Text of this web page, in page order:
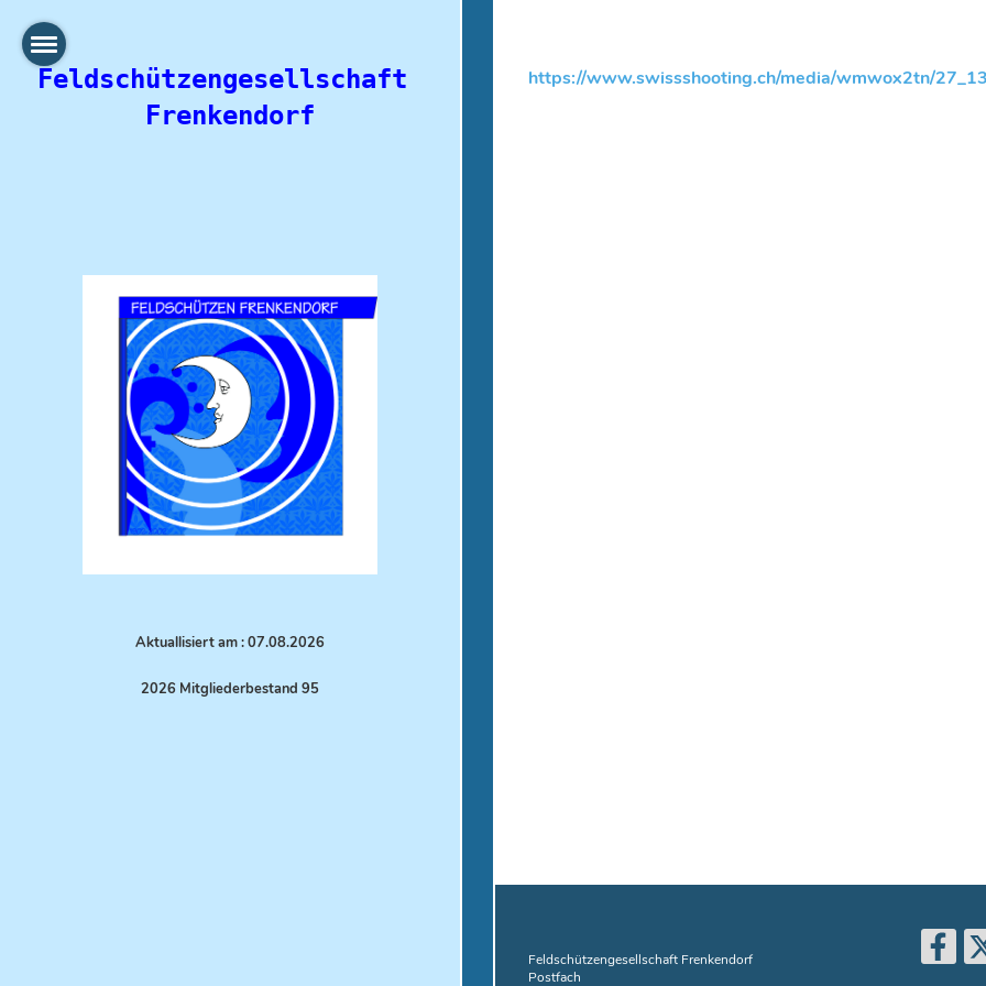
Feldschützengesellschaft
Frenkendorf
Aktuallisiert am : 07.08.2026
2026 Mitgliederbestand 95
https://www.swissshooting.ch/media/wmwox2tn/
Feldschützengesellschaft Frenkendorf
Postfach